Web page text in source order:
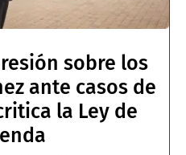
sobre los
ante casos de
la Ley de